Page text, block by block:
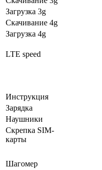
Загрузка 3g
Скачивание 4g
Загрузка 4g
LTE speed
Инструкция
Зарядка
Наушники
Скрепка SIM-
карты
Шагомер